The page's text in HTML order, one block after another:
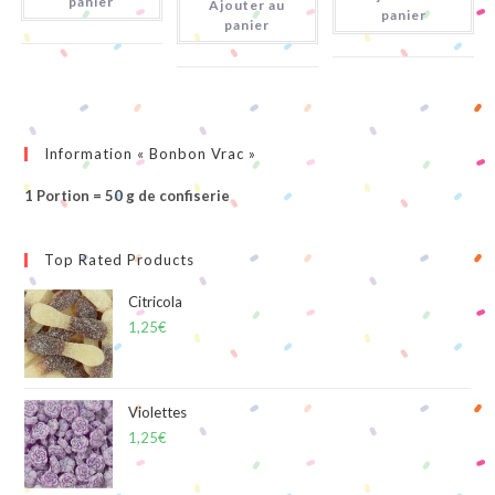
Citriques
Ajouter au
panier
panier
Information « Bonbon Vrac »
1 Portion = 50 g de confiserie
Top Rated Products
Citricola
1,25€
Violettes
1,25€